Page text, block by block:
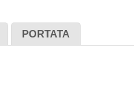
PORTATA